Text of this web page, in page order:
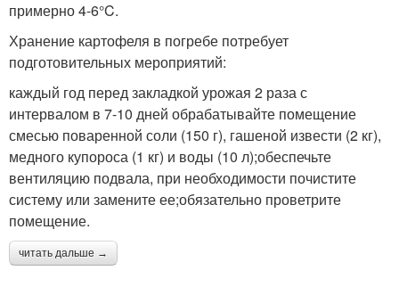
примерно 4-6°C.
Хранение картофеля в погребе потребует
подготовительных мероприятий:
каждый год перед закладкой урожая 2 раза с
интервалом в 7-10 дней обрабатывайте помещение
смесью поваренной соли (150 г), гашеной извести (2 кг),
медного купороса (1 кг) и воды (10 л);обеспечьте
вентиляцию подвала, при необходимости почистите
систему или замените ее;обязательно проветрите
помещение.
читать дальше →